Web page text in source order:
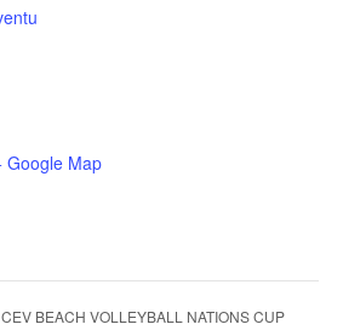
Google Map
CEV BEACH VOLLEYBALL NATIONS CUP